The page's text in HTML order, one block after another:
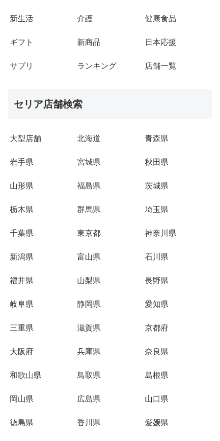
新生活 介護 健康食品
ギフト 新商品 日本応援
サプリ ランキング 店舗一覧
セリア店舗検索
大型店舗 北海道 青森県
岩手県 宮城県 秋田県
山形県 福島県 茨城県
栃木県 群馬県 埼玉県
千葉県 東京都 神奈川県
新潟県 富山県 石川県
福井県 山梨県 長野県
岐阜県 静岡県 愛知県
三重県 滋賀県 京都府
大阪府 兵庫県 奈良県
和歌山県 鳥取県 島根県
岡山県 広島県 山口県
徳島県 香川県 愛媛県